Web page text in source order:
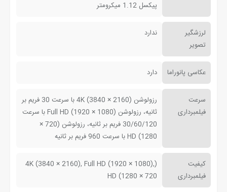
پیکسل 1.12 میکرومتر
لرزشگیر
تصویر
ندارد
عکاسی پانوراما دارد
سرعت
فیلمبرداری
رزولوشن (2160 × 3840) 4K با سرعت 30 فریم بر
ثانیه، رزولوشن (1080 × 1920) Full HD با سرعت
30/60/120 فریم بر ثانیه، رزولوشن (720 ×
1280) HD با سرعت 960 فریم بر ثانیه
کیفیت
فیلمبرداری
(4K (3840 × 2160), Full HD (1920 × 1080),
HD (1280 × 720